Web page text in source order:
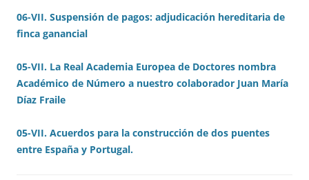
06-VII. Suspensión de pagos: adjudicación hereditaria de
finca ganancial
05-VII. La Real Academia Europea de Doctores nombra
Académico de Número a nuestro colaborador Juan María
Díaz Fraile
05-VII. Acuerdos para la construcción de dos puentes
entre España y Portugal.